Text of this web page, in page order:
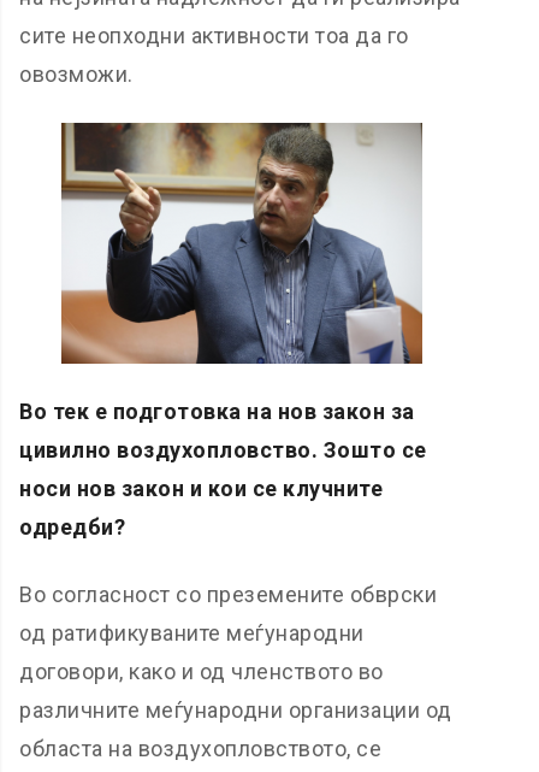
сите неопходни активности тоа да го
овозможи.
Во тек е подготoвка на нов закон за
цивилно воздухопловство. Зошто се
носи нов закон и кои се клучните
одредби?
Во согласност со преземените обврски
од ратификуваните меѓународни
договори, како и од членството во
различните меѓународни организации од
областа на воздухопловството, се